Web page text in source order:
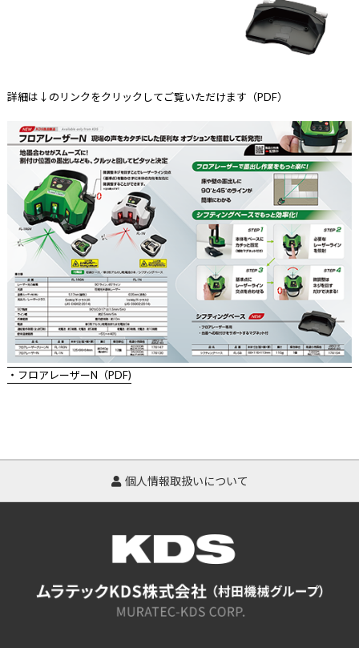
詳細は↓のリンクをクリックしてご覧いただけます（PDF）
・フロアレーザーN（PDF)
個人情報取扱いについて